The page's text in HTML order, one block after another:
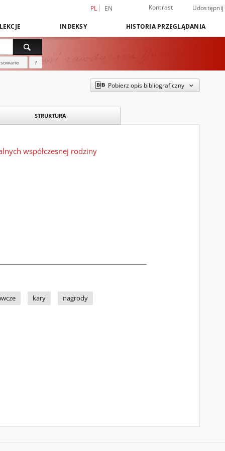
PL EN Kontrast Udostępnij
INDEKSY HISTORIA PRZEGLĄDANIA
?
Pobierz opis bibliograficzny
STRUKTURA
współczesnej rodziny
kary
nagrody